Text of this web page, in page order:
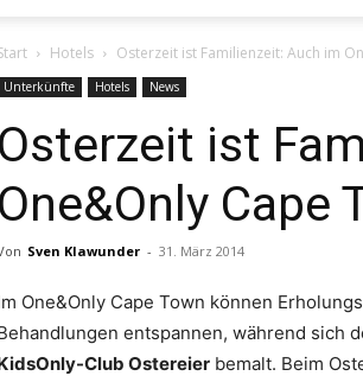
Hotels Osterzeit ist Familienzeit: Auch im
Unterkünfte Hotels News
Osterzeit ist
One&Only Cape
Sven Klawunder - 31. März 2014
One&Only Cape Town können
entspannen, während sich
Club Ostereier bemalt. Beim